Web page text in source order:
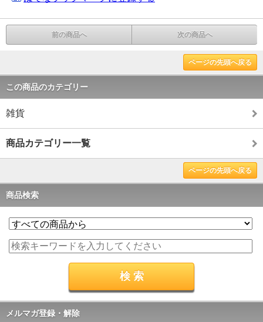
前の商品へ 次の商品へ
ページの先頭へ戻る
この商品のカテゴリー
雑貨
商品カテゴリー一覧
ページの先頭へ戻る
商品検索
メルマガ登録・解除